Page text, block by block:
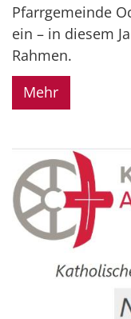
Pfarrgemeinde
ein – in diesem
Rahmen.
Mehr